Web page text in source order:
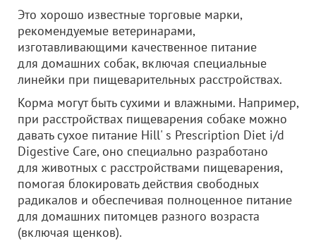
Это хорошо известные торговые марки,
рекомендуемые ветеринарами,
изготавливающими качественное питание
для домашних собак, включая специальные
линейки при пищеварительных расстройствах.
Корма могут быть сухими и влажными. Например,
при расстройствах пищеварения собаке можно
давать сухое питание Hill' s Prescription Diet i/d
Digestive Care, оно специально разработано
для животных с расстройствами пищеварения,
помогая блокировать действия свободных
радикалов и обеспечивая полноценное питание
для домашних питомцев разного возраста
(включая щенков).